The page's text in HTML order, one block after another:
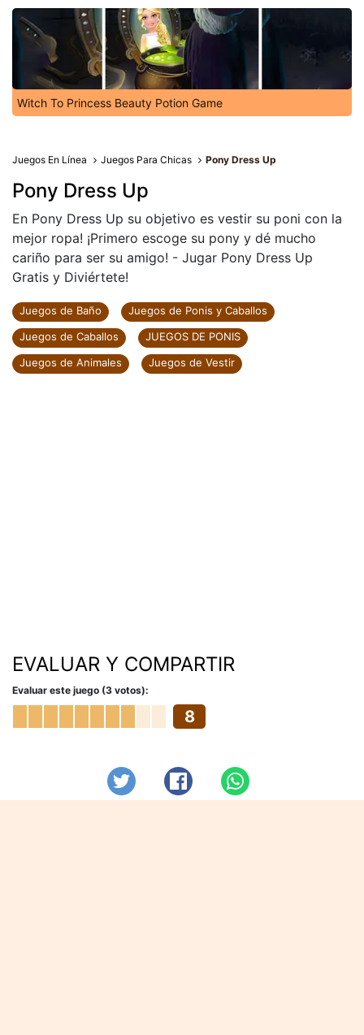
Witch To Princess Beauty Potion Game
Juegos En Línea Juegos Para Chicas Pony Dress Up
Pony Dress Up
En Pony Dress Up su objetivo es vestir su poni con la
mejor ropa! ¡Primero escoge su pony y dé mucho
cariño para ser su amigo! - Jugar Pony Dress Up
Gratis y Diviértete!
Juegos de Baño
Juegos de Ponis y Caballos
Juegos de Caballos
JUEGOS DE PONIS
Juegos de Animales
Juegos de Vestir
EVALUAR Y COMPARTIR
Evaluar este juego (3 votos):
8